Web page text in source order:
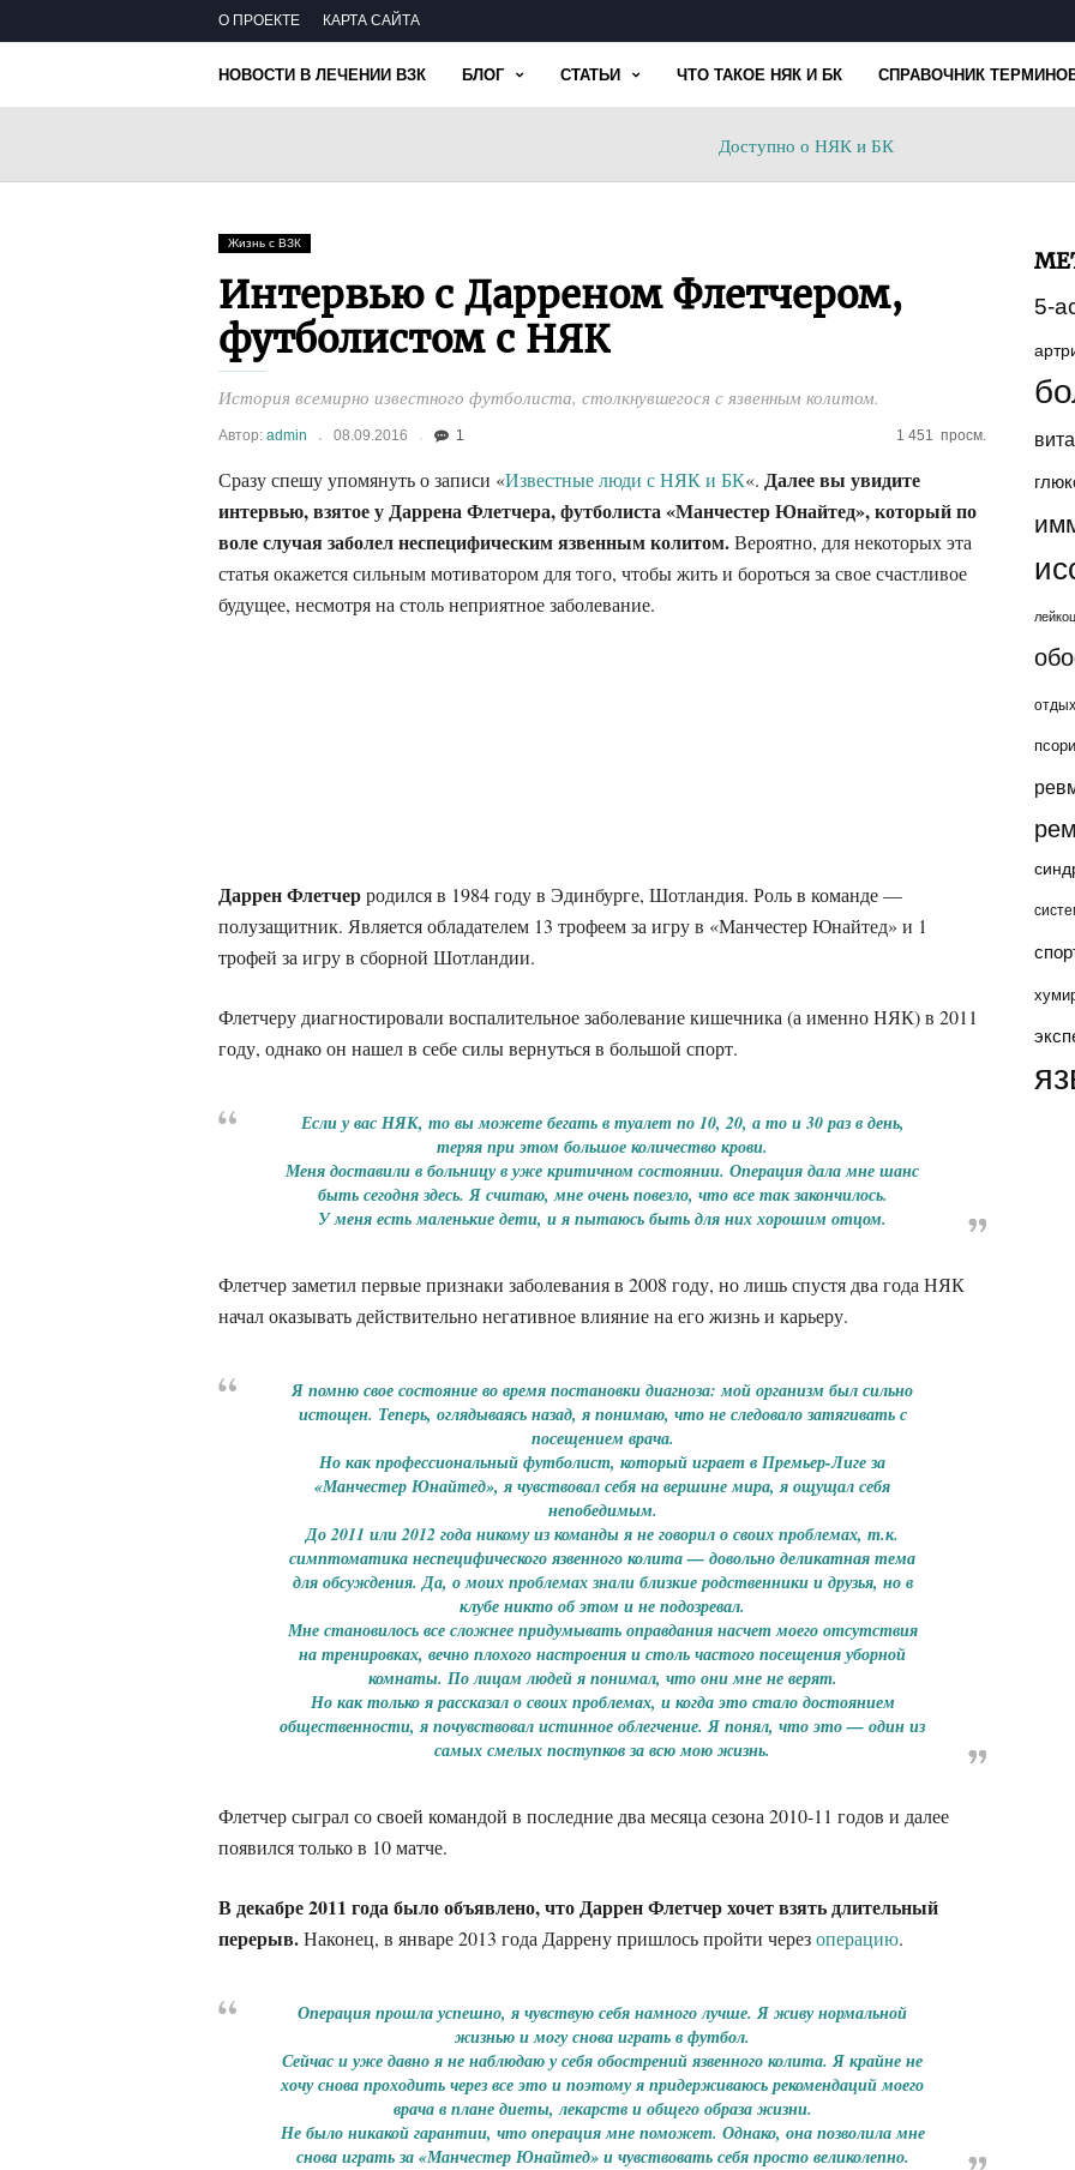
О ПРОЕКТЕ КАРТА САЙТА
НОВОСТИ В ЛЕЧЕНИИ ВЗК БЛОГ СТАТЬИ ЧТО ТАКОЕ НЯК И БК СПРАВОЧНИК
Доступно о НЯК и БКДоступно
Жизнь с ВЗК
Интервью с Дарреном Флетчером,
футболистом с НЯК
История всемирно известного футболиста, столкнувшегося с язвенным колитом.
Автор: admin 08.09.2016 1 1 451 просм.
Сразу спешу упомянуть о записи «Известные люди с НЯК и БК«. Далее вы увидите
интервью, взятое у Даррена Флетчера, футболиста «Манчестер Юнайтед», который по
воле случая заболел неспецифическим язвенным колитом.Вероятно, для некоторых эта
статья окажется сильным мотиватором для того, чтобы жить и бороться за свое счастливое
будущее, несмотря на столь неприятное заболевание.
Даррен Флетчерродился в 1984 году в Эдинбурге, Шотландия. Роль в команде —
полузащитник. Является обладателем 13 трофеем за игру в «Манчестер Юнайтед» и 1
трофей за игру в сборной Шотландии.
Флетчеру диагностировали воспалительное заболевание кишечника (а именно НЯК) в 2011
году, однако он нашел в себе силы вернуться в большой спорт.
Если у вас НЯК, то вы можете бегать в туалет по 10, 20, а то и 30 раз в день,
теряя при этом большое количество крови.
Меня доставили в больницу в уже критичном состоянии. Операция дала мне шанс
быть сегодня здесь. Я считаю, мне очень повезло, что все так закончилось.
У меня есть маленькие дети, и я пытаюсь быть для них хорошим отцом.
Флетчер заметил первые признаки заболевания в 2008 году, но лишь спустя два года НЯК
начал оказывать действительно негативное влияние на его жизнь и карьеру.
Я помню свое состояние во время постановки диагноза: мой организм был сильно
истощен. Теперь, оглядываясь назад, я понимаю, что не следовало затягивать с
посещением врача.
Но как профессиональный футболист, который играет в Премьер-Лиге за
«Манчестер Юнайтед», я чувствовал себя на вершине мира, я ощущал себя
непобедимым.
До 2011 или 2012 года никому из команды я не говорил о своих проблемах, т.к.
симптоматика неспецифического язвенного колита — довольно деликатная тема
для обсуждения. Да, о моих проблемах знали близкие родственники и друзья, но в
клубе никто об этом и не подозревал.
Мне становилось все сложнее придумывать оправдания насчет моего отсутствия
на тренировках, вечно плохого настроения и столь частого посещения уборной
комнаты. По лицам людей я понимал, что они мне не верят.
Но как только я рассказал о своих проблемах, и когда это стало достоянием
общественности, я почувствовал истинное облегчение. Я понял, что это — один из
самых смелых поступков за всю мою жизнь.
Флетчер сыграл со своей командой в последние два месяца сезона 2010-11 годов и далее
появился только в 10 матче.
В декабре 2011 года было объявлено, что Даррен Флетчер хочет взять длительный
перерыв.Наконец, в январе 2013 года Даррену пришлось пройти черезоперацию.
Операция прошла успешно, я чувствую себя намного лучше. Я живу нормальной
жизнью и могу снова играть в футбол.
Сейчас и уже давно я не наблюдаю у себя обострений язвенного колита. Я крайне не
хочу снова проходить через все это и поэтому я придерживаюсь рекомендаций моего
врача в плане диеты, лекарств и общего образа жизни.
Не было никакой гарантии, что операция мне поможет. Однако, она позволила мне
снова играть за «Манчестер Юнайтед» и чувствовать себя просто великолепно.
5-
отдых